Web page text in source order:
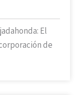
El
de